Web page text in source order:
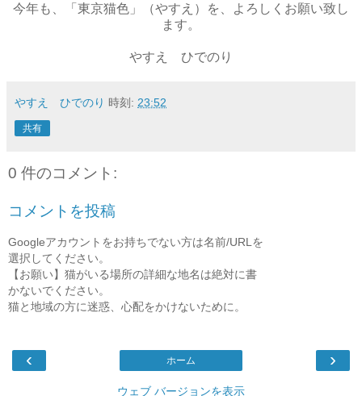
今年も、「東京猫色」（やすえ）を、よろしくお願い致し
ます。
やすえ ひでのり
やすえ ひでのり 時刻: 23:52
共有
0 件のコメント:
コメントを投稿
Googleアカウントをお持ちでない方は名前/URLを
選択してください。
【お願い】猫がいる場所の詳細な地名は絶対に書
かないでください。
猫と地域の方に迷惑、心配をかけないために。
‹ ›
ホーム
ウェブ バージョンを表示